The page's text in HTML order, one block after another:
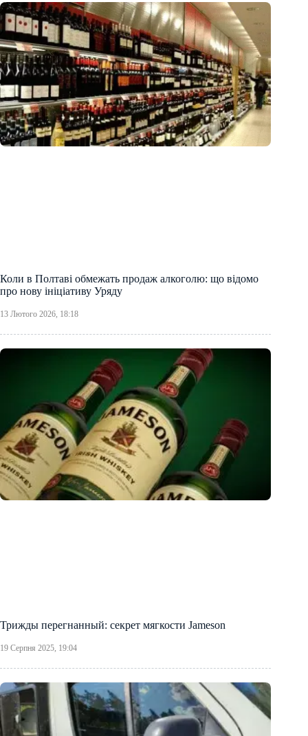
Коли в Полтаві обмежать продаж алкоголю: що відомо
про нову ініціативу Уряду
13 Лютого 2026, 18:18
Трижды перегнанный: секрет мягкости Jameson
19 Серпня 2025, 19:04